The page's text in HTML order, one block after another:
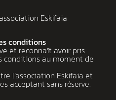
Eskifaia
conditions
et reconnaît avoir pris
conditions au moment de
l’association Eskifaia et
acceptant sans réserve.